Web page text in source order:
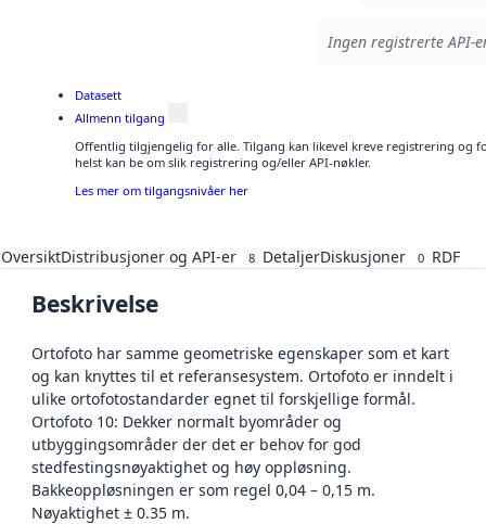
Ingen registrerte API-
Datasett
Allmenn tilgang
Offentlig tilgjengelig for alle. Tilgang kan likevel kreve registrering og
helst kan be om slik registrering og/eller API-nøkler.
Les mer om tilgangsnivåer her
OversiktDistribusjoner og API-er 8 DetaljerDiskusjoner 0 RDF
Beskrivelse
Ortofoto har samme geometriske egenskaper som et kart
og kan knyttes til et referansesystem. Ortofoto er inndelt i
ulike ortofotostandarder egnet til forskjellige formål.
Ortofoto 10: Dekker normalt byområder og
utbyggingsområder der det er behov for god
stedfestingsnøyaktighet og høy oppløsning.
Bakkeoppløsningen er som regel 0,04 – 0,15 m.
Nøyaktighet ± 0.35 m.